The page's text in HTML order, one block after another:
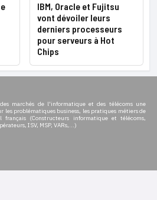
IBM, Oracle et Fujitsu
vont dévoiler leurs
derniers processeurs
pour serveurs à Hot
Chips
des marchés de l'informatique et des télécoms une
les problématiques business, les pratiques métiers de
français (Constructeurs informatique et télécoms,
ISV, MSP, VARs,...)